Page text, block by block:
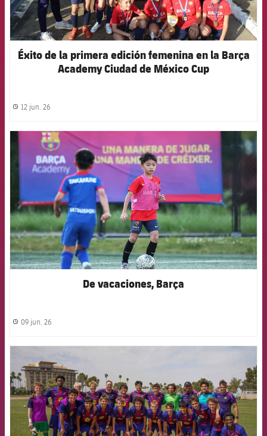
Éxito de la primera edición femenina en la Barça
Academy Ciudad de México Cup
label.share.clock
12 jun. 26
De vacaciones, Barça
label.share.clock
09 jun. 26